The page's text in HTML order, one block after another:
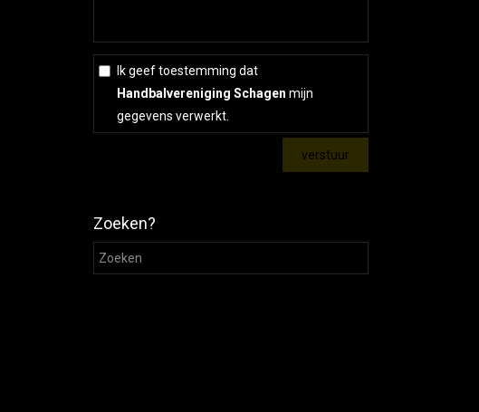
Ik geef toestemming dat
Handbalvereniging Schagen mijn
gegevens verwerkt.
Zoeken?